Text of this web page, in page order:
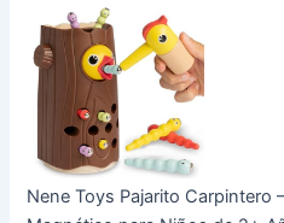
Nene Toys Pajarito Carpintero